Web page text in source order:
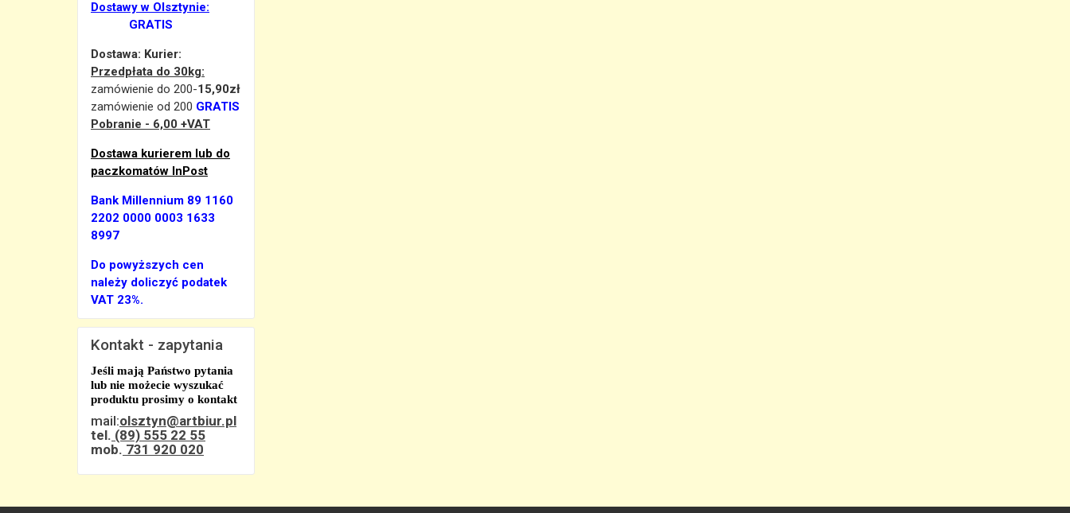
Dostawy w Olsztynie:
GRATIS
Dostawa: Kurier:
Przedpłata do 30kg:
zamówienie do 200-15,90zł
zamówienie od 200 GRATIS
Pobranie - 6,00 +VAT
Dostawa kurierem lub do
paczkomatów InPost
Bank Millennium 89 1160
2202 0000 0003 1633
8997
Do powyższych cen
należy doliczyć podatek
VAT 23%.
Kontakt - zapytania
Jeśli mają Państwo pytania
lub nie możecie wyszukać
produktu prosimy o kontakt
mail:olsztyn@artbiur.pl
tel. (89) 555 22 55
mob. 731 920 020